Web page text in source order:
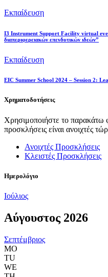
Εκπαίδευση
I3 Instrument Support Facility virtual
διαπεριφερειακών επενδυτικών ιδεών”
Εκπαίδευση
EIC Summer School 2024 – Session 2:
Χρηματοδοτήσεις
Χρησιμοποιήστε το παρακάτω
προσκλήσεις είναι ανοιχτές
Ανοιχτές Προσκλήσεις
Κλειστές Προσκλήσεις
Ημερολόγιο
Ιούλιος
Αύγουστος 2026
Σεπτέμβριος
MO
TU
WE